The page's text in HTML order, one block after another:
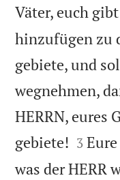
Väter, euch
hinzufügen zu
gebiete, und
wegnehmen,
HERRN, eures
gebiete! 

3
was der HERR